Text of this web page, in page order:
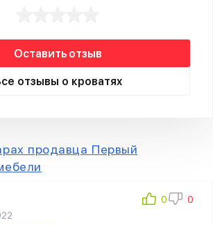
Оставить отзыв
отзывы о кроватях
продавца Первый